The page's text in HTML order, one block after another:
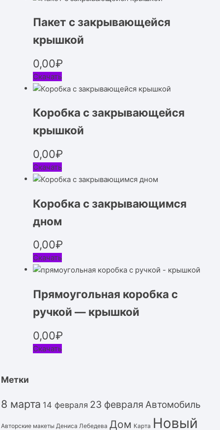
Пакет с закрывающейся
крышкой
0,00₽
Скачать
Коробка с закрывающейся
крышкой
0,00₽
Скачать
Коробка с закрывающимся
дном
0,00₽
Скачать
Прямоугольная коробка с
ручкой — крышкой
0,00₽
Скачать
Метки
8 марта 14 февраля 23 февраля Автомобиль
Авторские макеты Дениса Лебедева Дом Карта Новый